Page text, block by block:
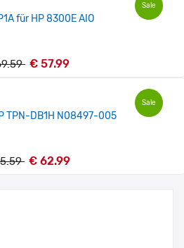
Sale
für HP 8300E AIO
€ 57.99
Sale
TPN-DB1H N08497-005
€ 62.99